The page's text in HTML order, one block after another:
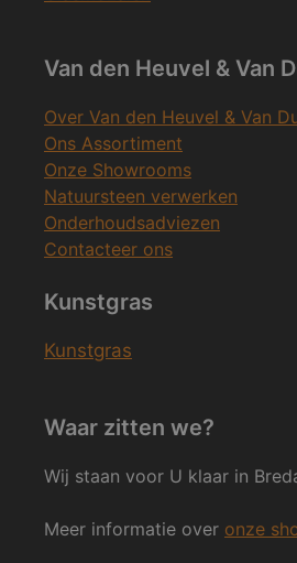
Van den Heuvel & Van
Over Van den Heuvel & Van
Ons Assortiment
Onze Showrooms
Natuursteen verwerken
Onderhoudsadviezen
Contacteer ons
Kunstgras
Kunstgras
Waar zitten we?
Wij staan voor U klaar in
Meer informatie over onze